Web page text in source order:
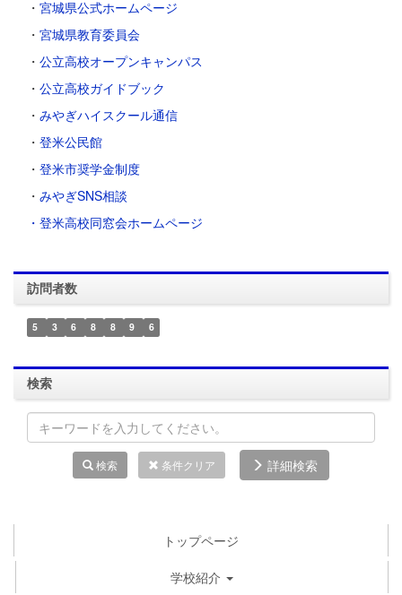
・ 宮城県公式ホームページ
・ 宮城県教育委員会
・ 公立高校オープンキャンパス
・ 公立高校ガイドブック
・ みやぎハイスクール通信
・ 登米公民館
・ 登米市奨学金制度
・ みやぎSNS相談
・登米高校同窓会ホームページ
訪問者数
5 3 6 8 8 9 6
検索
検索 条件クリア 詳細検索
トップページ
学校紹介